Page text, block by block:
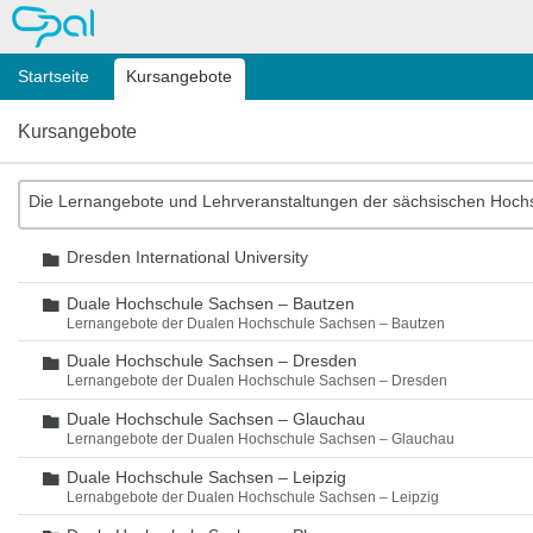
OPAL
Startseite Kursangebote
Kursangebote
Die Lernangebote und Lehrveranstaltungen der sächsischen
Ordner
Dresden International University
Ordner
Duale Hochschule Sachsen – Bautzen
Lernangebote der Dualen Hochschule Sachsen – Bautzen
Ordner
Duale Hochschule Sachsen – Dresden
Lernangebote der Dualen Hochschule Sachsen – Dresden
Ordner
Duale Hochschule Sachsen – Glauchau
Lernangebote der Dualen Hochschule Sachsen – Glauchau
Ordner
Duale Hochschule Sachsen – Leipzig
Lernabgebote der Dualen Hochschule Sachsen – Leipzig